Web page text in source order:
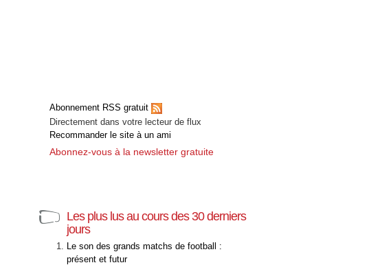
Abonnement RSS gratuit
Directement dans votre lecteur de flux
Recommander le site à un ami
Abonnez-vous à la newsletter gratuite
Les plus lus au cours des 30 derniers
jours
Le son des grands matchs de football :
présent et futur